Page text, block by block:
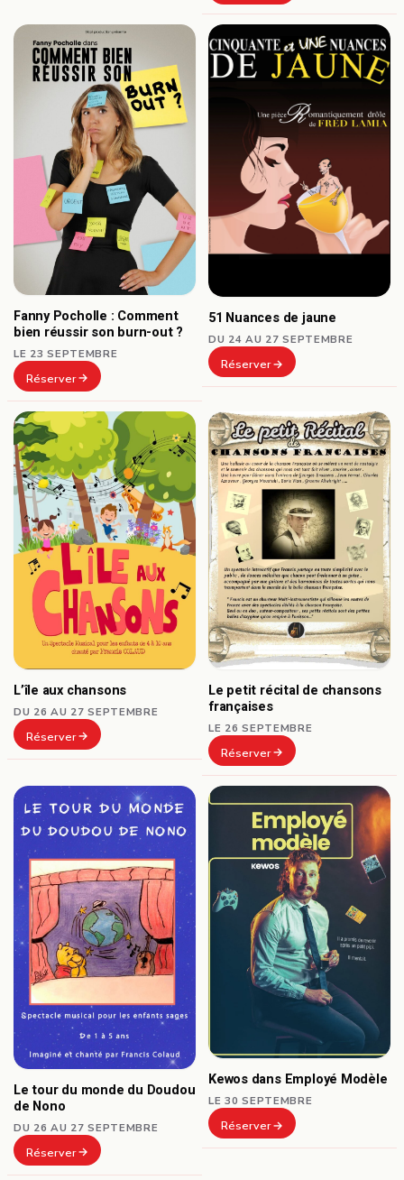
Fanny Pocholle : Comment
bien réussir son burn-out ?
LE 23 SEPTEMBRE
Réserver
51 Nuances de jaune
DU 24 AU 27 SEPTEMBRE
Réserver
L’île aux chansons
DU 26 AU 27 SEPTEMBRE
Réserver
Le petit récital de chansons
françaises
LE 26 SEPTEMBRE
Réserver
Le tour du monde du Doudou
de Nono
DU 26 AU 27 SEPTEMBRE
Réserver
Kewos dans Employé Modèle
LE 30 SEPTEMBRE
Réserver